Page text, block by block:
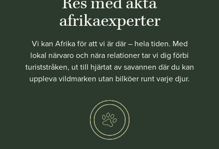
afrikaexperter
Vi kan Afrika för att vi är där – hela tiden. Med
lokal närvaro och nära relationer tar vi dig förbi
turiststråken, ut till hjärtat av savannen där du kan
uppleva vildmarken utan bilköer runt varje djur.